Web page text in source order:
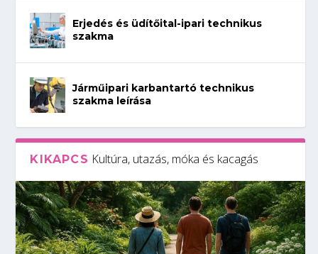
Erjedés és üdítőital-ipari technikus
szakma
Járműipari karbantartó technikus
szakma leírása
KIKAPCS Kultúra, utazás, móka és kacagás